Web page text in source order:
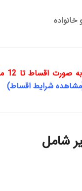
شرایط اقساط)
شامل